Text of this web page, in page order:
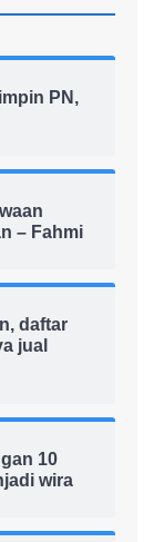
PN,
– Fahmi
daftar
jual
10
wira